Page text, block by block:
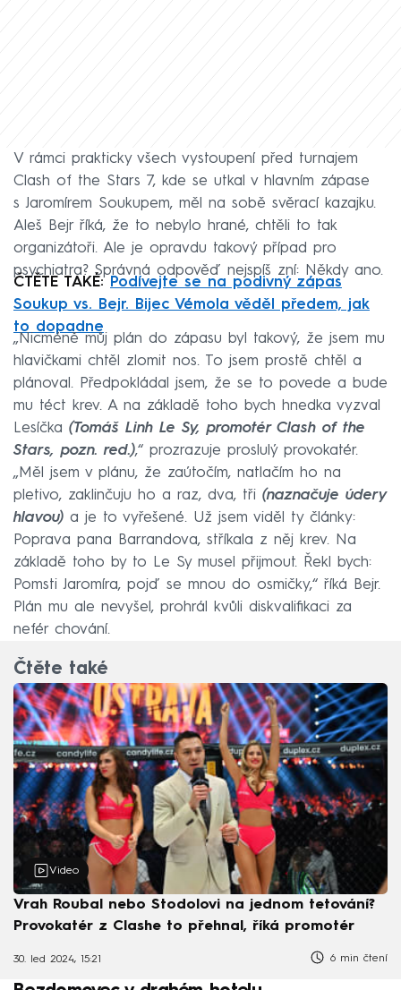
V rámci prakticky všech vystoupení před turnajem
Clash of the Stars 7, kde se utkal v hlavním zápase
s Jaromírem Soukupem, měl na sobě svěrací kazajku.
Aleš Bejr říká, že to nebylo hrané, chtěli to tak
organizátoři. Ale je opravdu takový případ pro
psychiatra? Správná odpověď nejspíš zní: Někdy ano.
ČTĚTE TAKÉ: Podívejte se na podivný zápas
Soukup vs. Bejr. Bijec Vémola věděl předem, jak
to dopadne
„Nicméně můj plán do zápasu byl takový, že jsem mu
hlavičkami chtěl zlomit nos. To jsem prostě chtěl a
plánoval. Předpokládal jsem, že se to povede a bude
mu téct krev. A na základě toho bych hnedka vyzval
Lesíčka (Tomáš Linh Le Sy, promotér Clash of the
Stars, pozn. red.),“ prozrazuje proslulý provokatér.
„Měl jsem v plánu, že zaútočím, natlačím ho na
pletivo, zaklinčuju ho a raz, dva, tři (naznačuje údery
hlavou) a je to vyřešené. Už jsem viděl ty články:
Poprava pana Barrandova, stříkala z něj krev. Na
základě toho by to Le Sy musel přijmout. Řekl bych:
Pomsti Jaromíra, pojď se mnou do osmičky,“ říká Bejr.
Plán mu ale nevyšel, prohrál kvůli diskvalifikaci za
nefér chování.
Čtěte také
Video
Vrah Roubal nebo Stodolovi na jednom tetování?
Provokatér z Clashe to přehnal, říká promotér
30. led 2024, 15:21 6 min čtení